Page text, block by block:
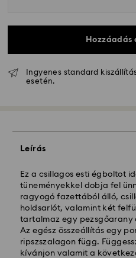
Hozzáadás
Ingyenes standard
esetén.
Leírás
Ez a csillagos esti égboltot
tüneményekkel dobja fel
ragyogó fazettából álló,
holdsarlót, valamint két
tartalmaz egy
Az egész összeállítás egy
ripszszalagon függ.
kívánjon valamit a
megrendeléseket még
Hagyományos kiszállítási: 3
és a szállítás után
Hagyományos kiszállítási
Ingyenes kiszállítás a
Expressz kiszállítási -FedEx